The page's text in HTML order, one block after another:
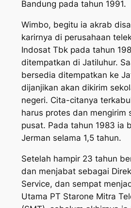
Bandung pada tahun 1991.
Wimbo, begitu ia akrab
karirnya di perusahaan
Indosat Tbk pada tahun
ditempatkan di Jatiluhur.
bersedia ditempatkan ke
dijanjikan akan dikirim
negeri. Cita-citanya
harus protes dan mengirim
pusat. Pada tahun 1983 ia
Jerman selama 1,5 tahun.
Setelah hampir 23 tahun
dan menjabat sebagai
Service, dan sempat
Utama PT Starone Mitra